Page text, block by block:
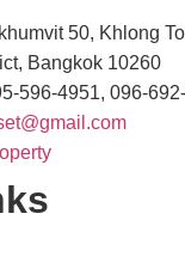
50, Khlong
Bangkok 10260
596-4951, 096-